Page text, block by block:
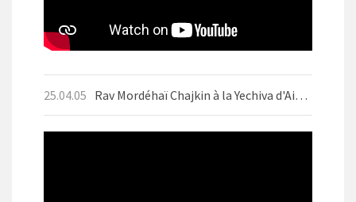
25.04.05 Rav Mordéhaï Chajkin à la Yechiva d'Aix-les-Bains en avril 2025 avant Pessah